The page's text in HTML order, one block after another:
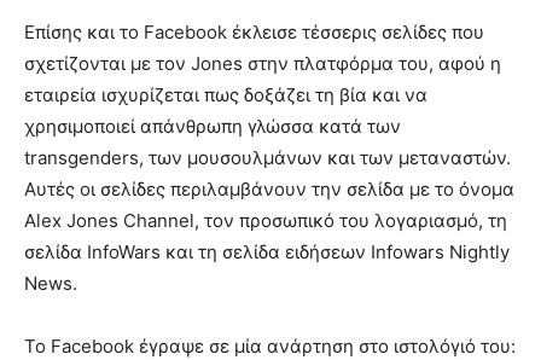
Επίσης και το Facebook έκλεισε τέσσερις σελίδες που
σχετίζονται με τον Jones στην πλατφόρμα του, αφού η
εταιρεία ισχυρίζεται πως δοξάζει τη βία και να
χρησιμοποιεί απάνθρωπη γλώσσα κατά των
transgenders, των μουσουλμάνων και των μεταναστών.
Αυτές οι σελίδες περιλαμβάνουν την σελίδα με το όνομα
Alex Jones Channel, τον προσωπικό του λογαριασμό, τη
σελίδα InfoWars και τη σελίδα ειδήσεων Infowars Nightly
News.
Το Facebook έγραψε σε μία ανάρτηση στο ιστολόγιό του: